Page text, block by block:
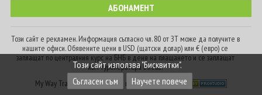
Този сайт е рекламен. Информация съгласно чл. 80 от ЗТ може да получите в
нашите офиси. Обявените цени в USD (щатски долар) или € (евро) се
заплащат по централния курс на БНБ в деня на плащането и се заплащат
към туроператора в лева.
My Way Travel © 2016. Всички права запазени
Този сайт използва "Бисквитки".
Съгласен съм
Научете повече